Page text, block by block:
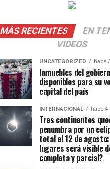
MÁS RECIENTES
EN
VIDEOS
UNCATEGORIZED hace
Inmuebles del
disponibles para su
capital del país
INTERNACIONAL hace 4
Tres continentes
penumbra por un
total el 12 de
lugares será visible
completa y parcial?